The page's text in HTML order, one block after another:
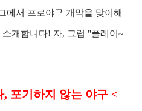
에서 프로야구 개막을 맞이해
개합니다! 자, 그럼 "플레이~
, 포기하지 않는 야구 <